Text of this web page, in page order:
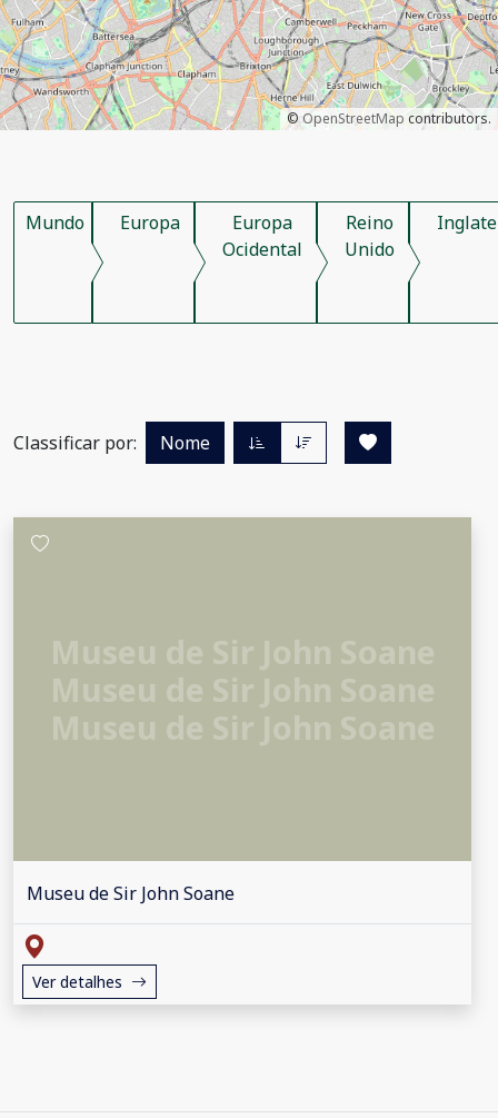
©OpenStreetMap contributors.
Mundo Europa
Europa
Ocidental
Reino
Unido
Classificar por: Nome
Museu de Sir John Soane
Ver detalhes